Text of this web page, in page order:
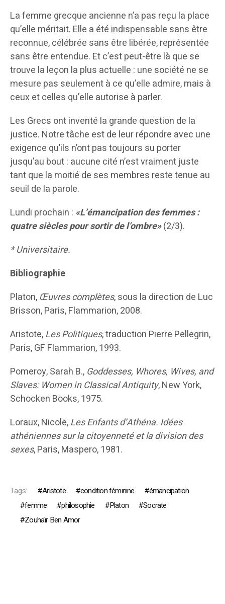
La femme grecque ancienne n’a pas reçu la place
qu’elle méritait. Elle a été indispensable sans être
reconnue, célébrée sans être libérée, représentée
sans être entendue. Et c’est peut-être là que se
trouve la leçon la plus actuelle : une société ne se
mesure pas seulement à ce qu’elle admire, mais à
ceux et celles qu’elle autorise à parler.
Les Grecs ont inventé la grande question de la
justice. Notre tâche est de leur répondre avec une
exigence qu’ils n’ont pas toujours su porter
jusqu’au bout : aucune cité n’est vraiment juste
tant que la moitié de ses membres reste tenue au
seuil de la parole.
Lundi prochain : «L’émancipation des femmes :
quatre siècles pour sortir de l’ombre»(2/3).
* Universitaire.
Bibliographie
Platon, Œuvres complètes, sous la direction de Luc
Brisson, Paris, Flammarion, 2008.
Aristote,Les Politiques, traduction Pierre Pellegrin,
Paris, GF Flammarion, 1993.
Pomeroy, Sarah B., Goddesses, Whores, Wives, and
Slaves: Women in Classical Antiquity, New York,
Schocken Books, 1975.
Loraux, Nicole,Les Enfants d’Athéna. Idées
athéniennes sur la citoyenneté et la division des
sexes, Paris, Maspero, 1981.
Tags: Aristote condition féminine
émancipation
femme
philosophie Platon
Socrate
Zouhaïr Ben Amor